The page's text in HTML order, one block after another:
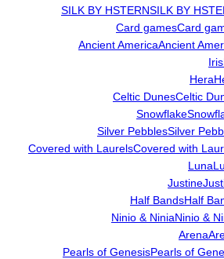
SILK BY HSTERN
Card games
Ancient America
Iris
Hera
Celtic Dunes
Snowflake
Silver Pebbles
Covered with Laurels
Luna
Justine
Half Bands
Ninio & Ninia
Arena
Pearls of Genesis